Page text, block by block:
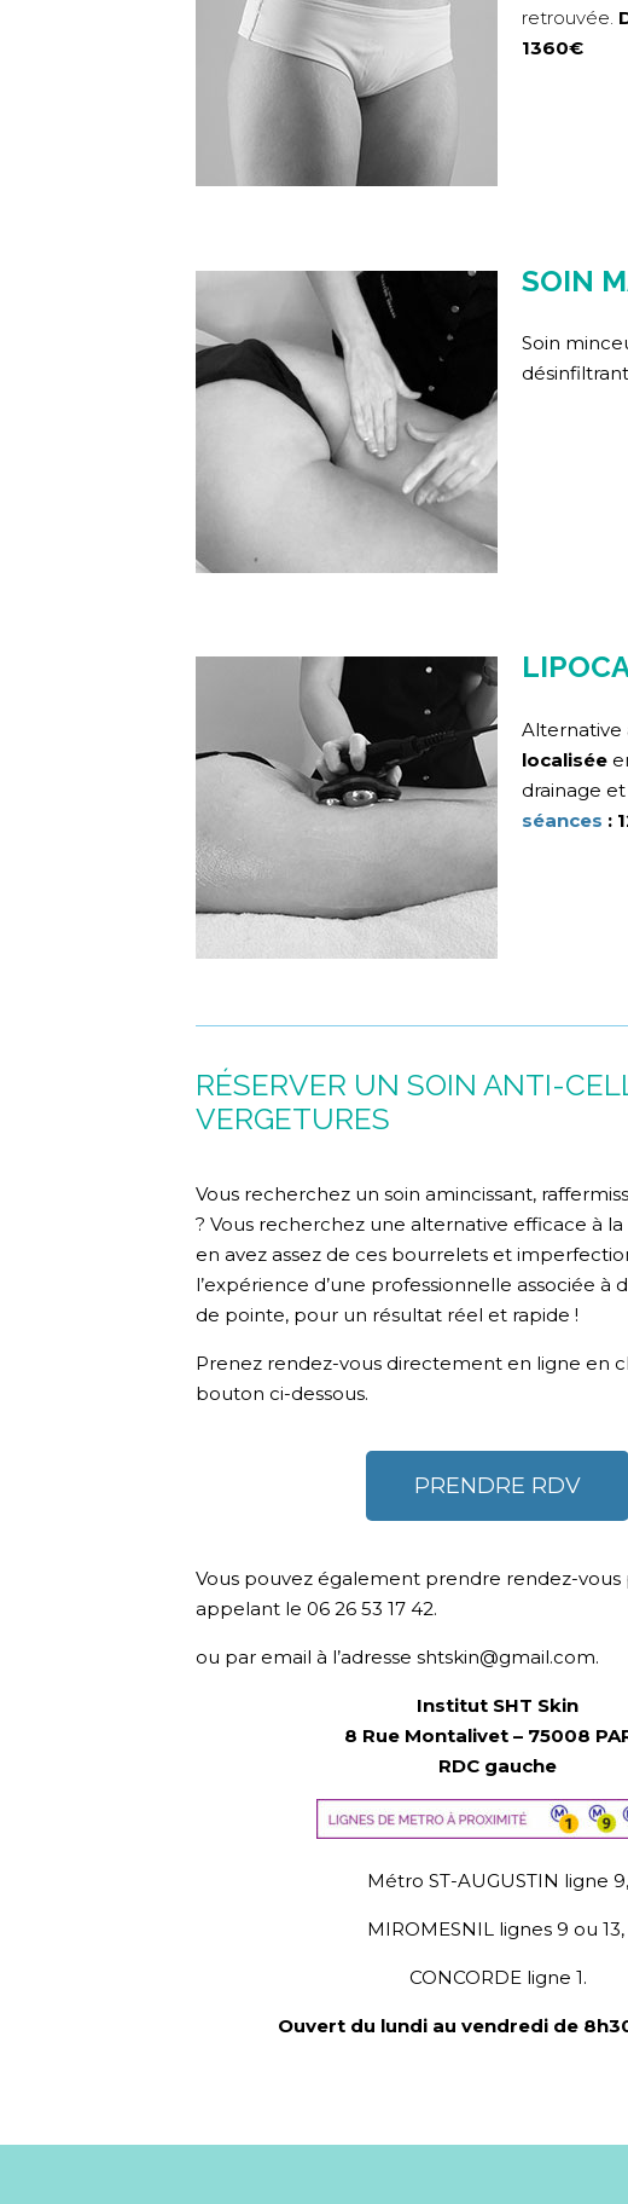
retrouvée.
1360€
SOIN
Soin
Alternative
localisée
drainage
séances :
RÉSERVER UN SOIN ANTI-
VERGETURES
Vous recherchez un soin amincissant,
? Vous recherchez une alternative efficace à la
en avez assez de ces bourrelets et
l’expérience d’une professionnelle associée à
de pointe, pour un résultat réel et rapide !
Prenez rendez-vous directement en ligne en
bouton ci-dessous.
PRENDRE RDV
Vous pouvez également prendre rendez-
appelant le 06 26 53 17 42.
ou par email à l’adresse shtskin@gmail.com.
Institut SHT Skin
8 Rue Montalivet – 75008
RDC gauche
Métro ST-AUGUSTIN ligne 9,
MIROMESNIL lignes 9 ou 13,
CONCORDE ligne 1.
Ouvert du lundi au vendredi de